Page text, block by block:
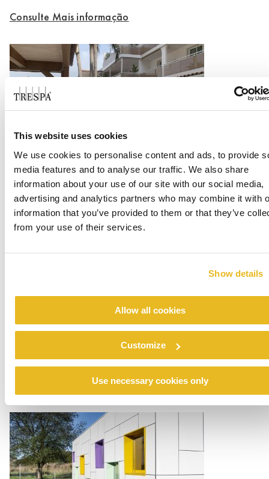
This website uses cookies
We use cookies to personalise content and ads, to provide
media features and to analyse our traffic. We also share
information about your use of our site with our social media,
advertising and analytics partners who may combine it with
information that you’ve provided to them or that they’ve
from your use of their services.
Show details
Allow all cookies
Customize
Use necessary cookies only
Consulte Mais informação
Hotel Monteplaya Summus
Consulte Mais informação
Rehobothschool, Nijkerk
Consulte Mais informação